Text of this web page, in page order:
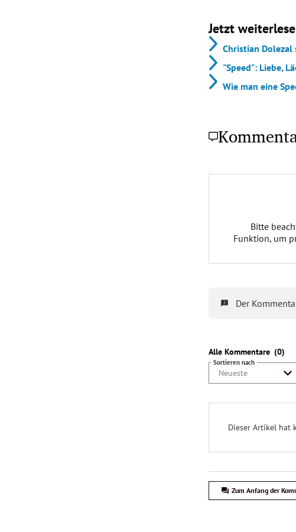
Jetzt
Christian
"Speed": Liebe,
Wie man eine